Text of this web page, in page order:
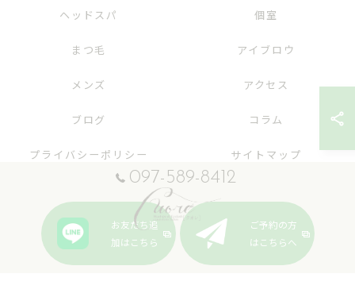
097-589-8412
お友だち追
加はこちら
ご予約の方
はこちらへ
ヘッドスパ 個室
まつ毛 アイブロウ
メンズ アクセス
ブログ コラム
プライバシーポリシー サイトマップ